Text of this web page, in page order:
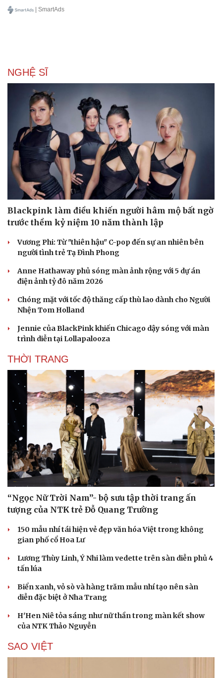
Du lịch
Tư vấn
check-in
Podcast
Câu chuyện thời sự
Cửa sổ tình yêu
| SmartAds
NGHỆ SĨ
Blackpink làm điều khiến người hâm mộ bất ngờ
trước thềm kỷ niệm 10 năm thành lập
Vương Phi: Từ "thiên hậu" C-pop đến sự an nhiên bên
người tình trẻ Tạ Đình Phong
Anne Hathaway phủ sóng màn ảnh rộng với 5 dự án
điện ảnh tỷ đô năm 2026
Chóng mặt với tốc độ thăng cấp thù lao dành cho Người
Nhện Tom Holland
Jennie của BlackPink khiến Chicago dậy sóng với màn
trình diễn tại Lollapalooza
THỜI TRANG
“Ngọc Nữ Trời Nam”- bộ sưu tập thời trang ấn
tượng của NTK trẻ Đỗ Quang Trường
150 mẫu nhí tái hiện vẻ đẹp văn hóa Việt trong không
gian phố cổ Hoa Lư
Lương Thùy Linh, Ý Nhi làm vedette trên sàn diễn phủ 4
tấn lúa
Biển xanh, vỏ sò và hàng trăm mẫu nhí tạo nên sàn
diễn đặc biệt ở Nha Trang
H'Hen Niê tỏa sáng như nữ thần trong màn kết show
của NTK Thảo Nguyễn
SAO VIỆT